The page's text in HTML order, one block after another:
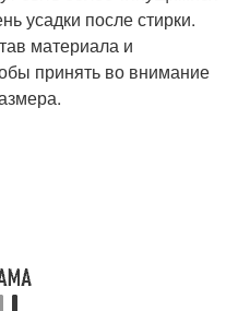
усадки после стирки.
материала и
принять во внимание